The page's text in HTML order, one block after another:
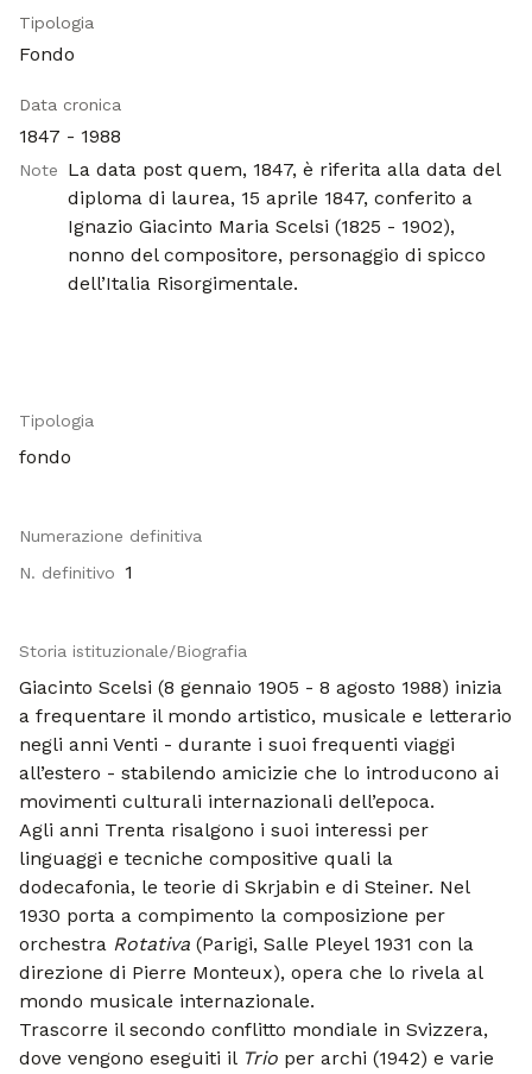
Tipologia
Fondo
Data cronica
1847 - 1988
Note
La data post quem, 1847, è riferita alla data del
diploma di laurea, 15 aprile 1847, conferito a
Ignazio Giacinto Maria Scelsi (1825 - 1902),
nonno del compositore, personaggio di spicco
dell’Italia Risorgimentale.
Metadati
Tipologia
fondo
Numerazione definitiva
N. definitivo
1
Storia istituzionale/Biografia
Giacinto Scelsi (8 gennaio 1905 - 8 agosto 1988) inizia
a frequentare il mondo artistico, musicale e letterario
negli anni Venti - durante i suoi frequenti viaggi
all’estero - stabilendo amicizie che lo introducono ai
movimenti culturali internazionali dell’epoca.
Agli anni Trenta risalgono i suoi interessi per
linguaggi e tecniche compositive quali la
dodecafonia, le teorie di Skrjabin e di Steiner. Nel
1930 porta a compimento la composizione per
orchestra Rotativa (Parigi, Salle Pleyel 1931 con la
direzione di Pierre Monteux), opera che lo rivela al
mondo musicale internazionale.
Trascorre il secondo conflitto mondiale in Svizzera,
dove vengono eseguiti il Trio per archi (1942) e varie